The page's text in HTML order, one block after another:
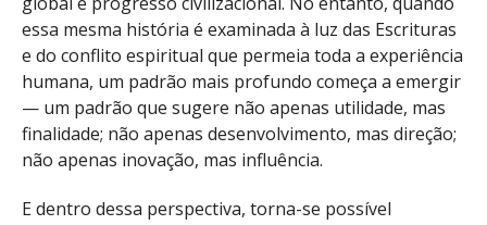
essa mesma história é examinada à luz das Escrituras
e do conflito espiritual que permeia toda a experiência
humana, um padrão mais profundo começa a emergir
— um padrão que sugere não apenas utilidade, mas
finalidade; não apenas desenvolvimento, mas direção;
não apenas inovação, mas influência.
E dentro dessa perspectiva, torna-se possível